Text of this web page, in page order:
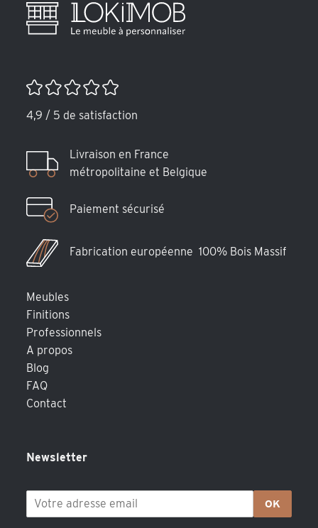
4,9 / 5 de satisfaction
Livraison en France
métropolitaine et Belgique
Paiement sécurisé
Fabrication européenne 100% Bois Massif
Meubles
Finitions
Professionnels
A propos
Blog
FAQ
Contact
Newsletter
OK